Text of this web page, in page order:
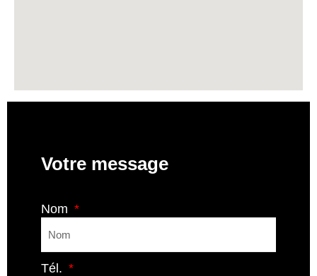
Votre message
Nom
Tél.